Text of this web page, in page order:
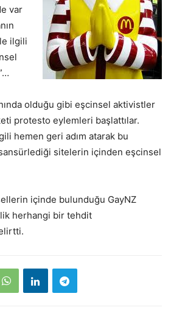
var
ilgili
olduğu gibi eşcinsel aktivistler
protesto eylemleri başlattılar.
hemen geri adım atarak bu
sitelerin içinden eşcinsel
içinde bulunduğu GayNZ
herhangi bir tehdit